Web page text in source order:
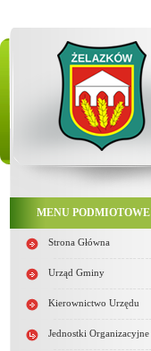
MENU PODMIOTOWE
Strona Główna
Urząd Gminy
Kierownictwo Urzędu
Jednostki Organizacyjne